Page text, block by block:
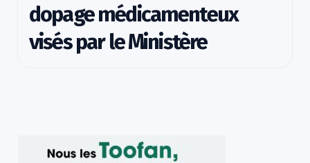
dopage médicamenteux
visés par le Ministère